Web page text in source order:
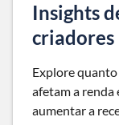
Insights
criadores
Explore quanto
afetam a renda
aumentar a